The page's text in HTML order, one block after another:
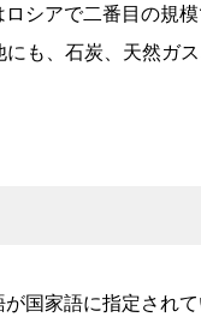
シアで二番目の規
も、石炭、天然ガ
国家語に指定されて